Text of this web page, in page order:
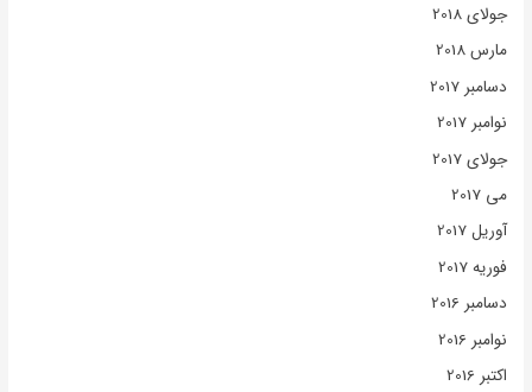
جولای 2018
مارس 2018
دسامبر 2017
نوامبر 2017
جولای 2017
می 2017
آوریل 2017
فوریه 2017
دسامبر 2016
نوامبر 2016
اکتبر 2016